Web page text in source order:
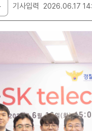
기사입력 2026.06.17